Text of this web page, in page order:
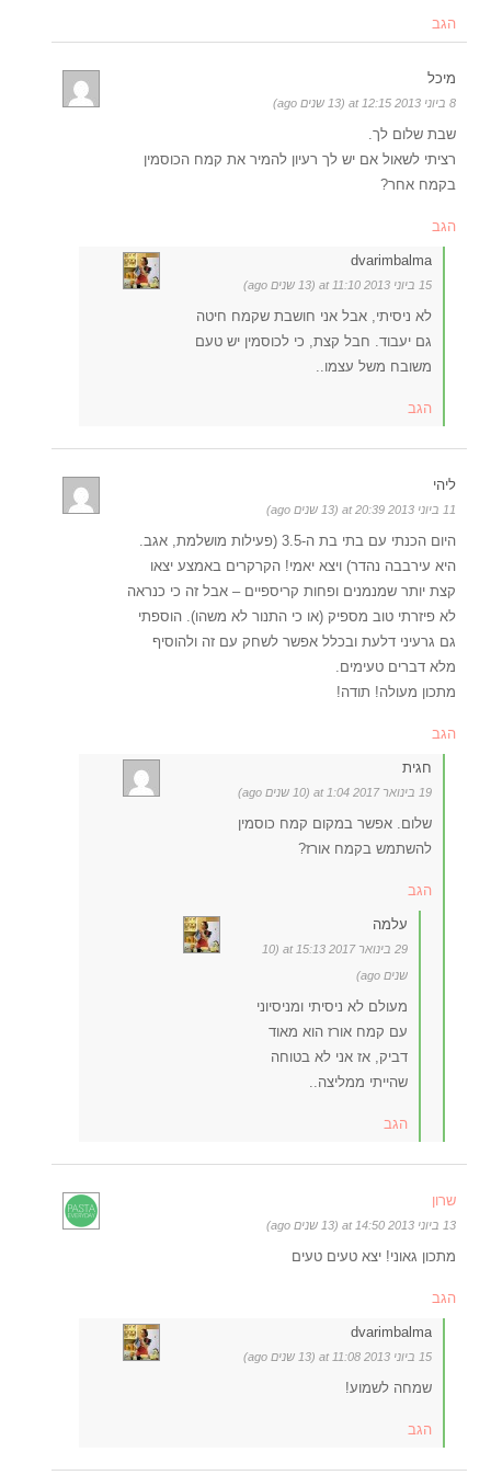
הגב
מיכל
8 ביוני 2013 at 12:15 (13 שנים ago)
שבת שלום לך.
רציתי לשאול אם יש לך רעיון להמיר את קמח הכוסמין
בקמח אחר?
הגב
dvarimbalma
15 ביוני 2013 at 11:10 (13 שנים ago)
לא ניסיתי, אבל אני חושבת שקמח חיטה
גם יעבוד. חבל קצת, כי לכוסמין יש טעם
משובח משל עצמו..
הגב
ליהי
11 ביוני 2013 at 20:39 (13 שנים ago)
היום הכנתי עם בתי בת ה-3.5 (פעילות מושלמת, אגב.
היא עירבבה נהדר) ויצא יאמי! הקרקרים באמצע יצאו
קצת יותר שמנמנים ופחות קריספיים – אבל זה כי כנראה
לא פיזרתי טוב מספיק (או כי התנור לא משהו). הוספתי
גם גרעיני דלעת ובכלל אפשר לשחק עם זה ולהוסיף
מלא דברים טעימים.
מתכון מעולה! תודה!
הגב
חגית
19 בינואר 2017 at 1:04 (10 שנים ago)
שלום. אפשר במקום קמח כוסמין
להשתמש בקמח אורז?
הגב
עלמה
29 בינואר 2017 at 15:13 (10
שנים ago)
מעולם לא ניסיתי ומניסיוני
עם קמח אורז הוא מאוד
דביק, אז אני לא בטוחה
שהייתי ממליצה..
הגב
שרון
13 ביוני 2013 at 14:50 (13 שנים ago)
מתכון גאוני! יצא טעים טעים
הגב
dvarimbalma
15 ביוני 2013 at 11:08 (13 שנים ago)
שמחה לשמוע!
הגב